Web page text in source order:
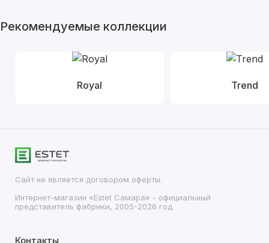
Рекомендуемые коллекции
Royal Trend
Сайт не является договором оферты.
Интернет-магазин «Estet Самара» - официальный
представитель фабрики, 2005-2026 год
Контакты